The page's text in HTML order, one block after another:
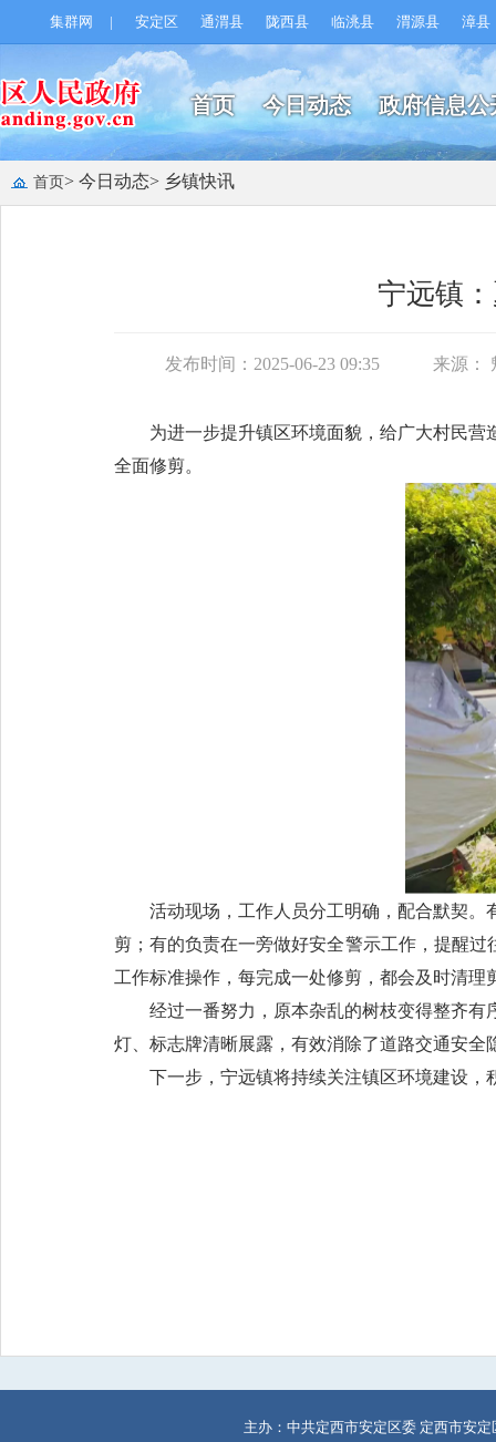
集群网 | 安定区 通渭县 陇西县 临洮县 渭源县 漳县
首页 今日动态 政府信息公
首页> 今日动态> 乡镇快讯
宁远镇
发布时间：2025-06-23 09:35 来源：
为进一步提升镇区环境面貌，给广大村民
全面修剪。
活动现场，工作人员分工明确，配合默契
剪；有的负责在一旁做好安全警示工作，提醒
工作标准操作，每完成一处修剪，都会及时清
经过一番努力，原本杂乱的树枝变得整齐
灯、标志牌清晰展露，有效消除了道路交通安全
下一步，宁远镇将持续关注镇区环境建设
主办：中共定西市安定区委 定西市安定